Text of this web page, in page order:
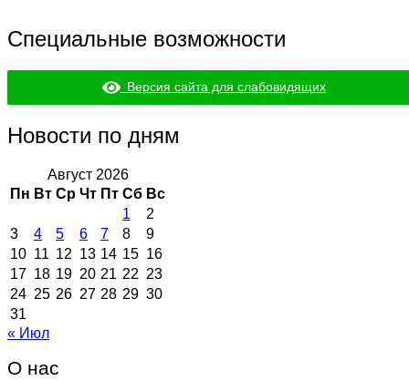
Специальные возможности
Версия сайта для слабовидящих
Новости по дням
Август 2026
Пн Вт Ср Чт Пт Сб Вс
1
2
3
4 5 6 7 8
9
10 11 12 13 14 15 16
17 18 19 20 21 22 23
24 25 26 27 28 29 30
31
« Июл
О нас